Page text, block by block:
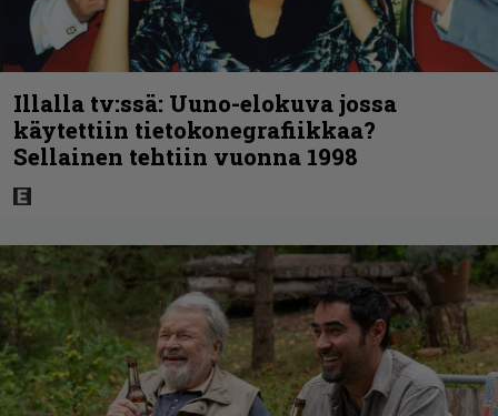
Illalla tv:ssä: Uuno-elokuva jossa
käytettiin tietokonegrafiikkaa?
Sellainen tehtiin vuonna 1998